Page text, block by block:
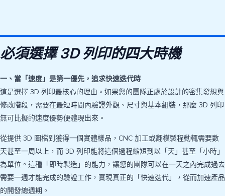
必須選擇 3D 列印的四大時機
一、當「速度」是第一優先，追求快速迭代時
這是選擇 3D 列印最核心的理由。如果您的團隊正處於設計的密集發想與
修改階段，需要在最短時間內驗證外觀、尺寸與基本組裝，那麼 3D 列印
無可比擬的速度優勢便體現出來。
從提供 3D 圖檔到獲得一個實體樣品，CNC 加工或翻模製程動輒需要數
天甚至一周以上，而 3D 列印能將這個過程縮短到以「天」甚至「小時」
為單位。這種「即時製造」的能力，讓您的團隊可以在一天之內完成過去
需要一週才能完成的驗證工作，實現真正的「快速迭代」，從而加速產品
的開發總週期。